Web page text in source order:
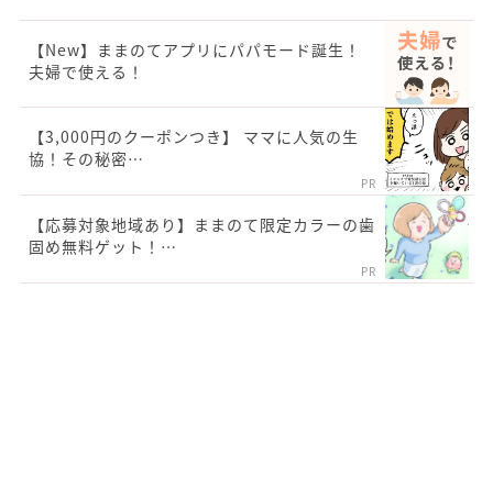
【New】ままのてアプリにパパモード誕生！
夫婦で使える！
【3,000円のクーポンつき】 ママに人気の生
協！その秘密…
PR
【応募対象地域あり】ままのて限定カラーの歯
固め無料ゲット！…
PR